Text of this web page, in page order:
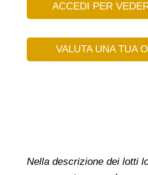
ACCEDI PER
VALUTA UNA TUA
Nella descrizione dei lotti